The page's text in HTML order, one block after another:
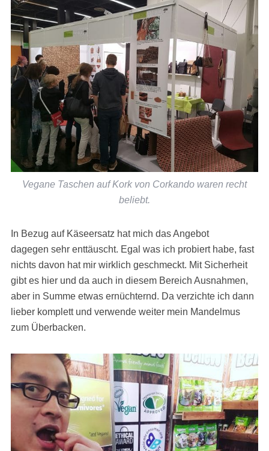
Vegane Taschen auf Kork von Corkando waren recht
beliebt.
In Bezug auf Käseersatz hat mich das Angebot
dagegen sehr enttäuscht. Egal was ich probiert habe, fast
nichts davon hat mir wirklich geschmeckt. Mit Sicherheit
gibt es hier und da auch in diesem Bereich Ausnahmen,
aber in Summe etwas ernüchternd. Da verzichte ich dann
lieber komplett und verwende weiter mein Mandelmus
zum Überbacken.